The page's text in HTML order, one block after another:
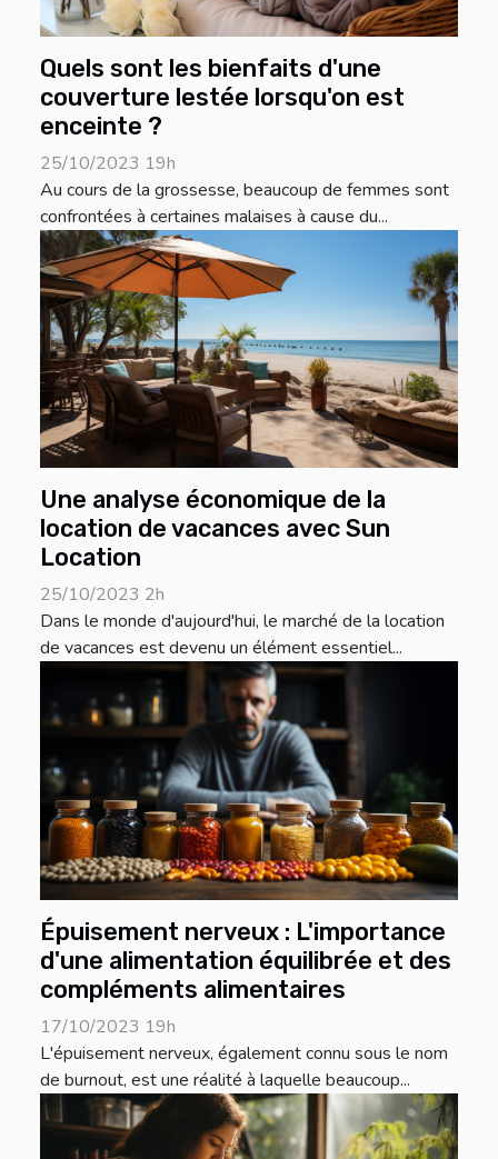
Quels sont les bienfaits d'une
couverture lestée lorsqu'on est
enceinte ?
25/10/2023 19h
Au cours de la grossesse, beaucoup de femmes sont
confrontées à certaines malaises à cause du...
Une analyse économique de la
location de vacances avec Sun
Location
25/10/2023 2h
Dans le monde d'aujourd'hui, le marché de la location
de vacances est devenu un élément essentiel...
Épuisement nerveux : L'importance
d'une alimentation équilibrée et des
compléments alimentaires
17/10/2023 19h
L'épuisement nerveux, également connu sous le nom
de burnout, est une réalité à laquelle beaucoup...